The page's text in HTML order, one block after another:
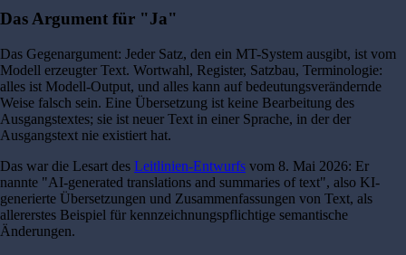
Das Argument für "Ja"
Das Gegenargument: Jeder Satz, den ein MT-System ausgibt, ist vom
Modell erzeugter Text. Wortwahl, Register, Satzbau, Terminologie:
alles ist Modell-Output, und alles kann auf bedeutungsverändernde
Weise falsch sein. Eine Übersetzung ist keine Bearbeitung des
Ausgangstextes; sie ist neuer Text in einer Sprache, in der der
Ausgangstext nie existiert hat.
Das war die Lesart des Leitlinien-Entwurfs vom 8. Mai 2026: Er
nannte "AI-generated translations and summaries of text", also KI-
generierte Übersetzungen und Zusammenfassungen von Text, als
allererstes Beispiel für kennzeichnungspflichtige semantische
Änderungen.